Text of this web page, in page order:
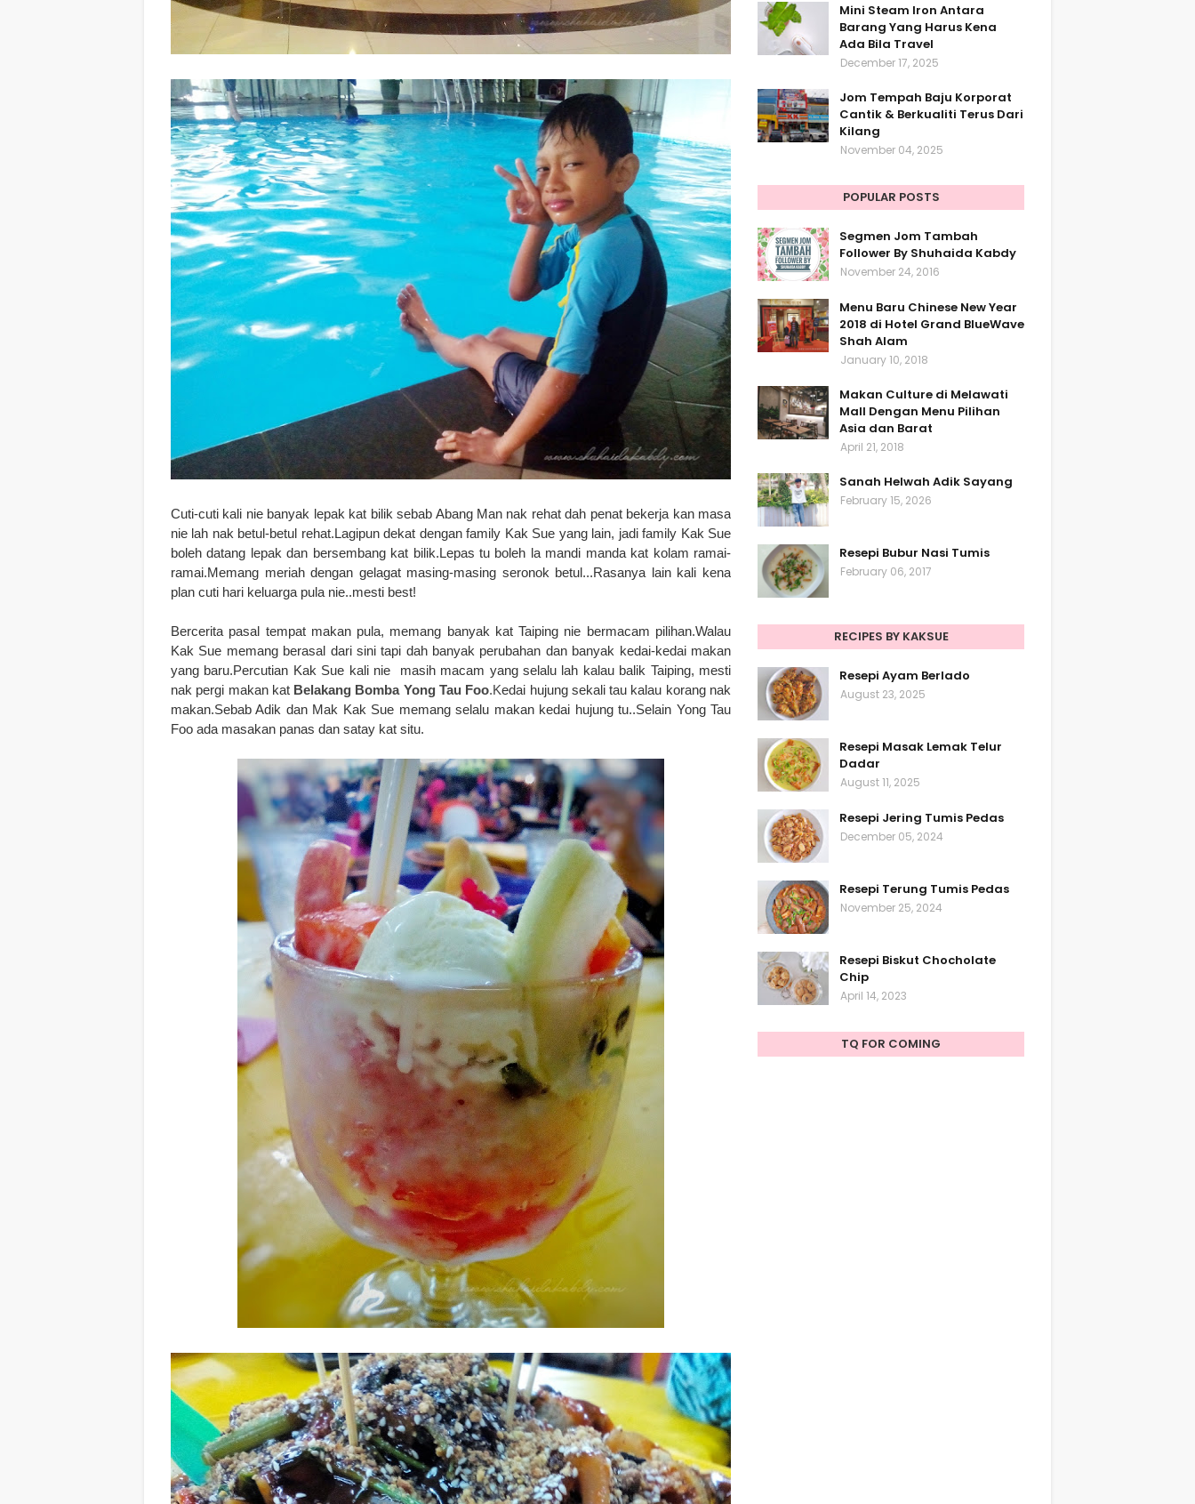
Cuti-cuti kali nie banyak lepak kat bilik sebab Abang Man nak rehat dah penat bekerja kan masa
nie lah nak betul-betul rehat.Lagipundekat dengan family Kak Sue yang lain, jadi family Kak Sue
boleh datang lepak dan bersembang kat bilik.Lepas tu boleh la mandi manda kat kolam ramai-
ramai.Memang meriah dengan gelagat masing-masing seronok betul...Rasanya lain kali kena
plan cuti hari keluarga pula nie..mesti best!
Bercerita pasal tempat makan pula, memang banyak kat Taiping nie bermacam pilihan.Walau
Kak Sue memang berasal dari sini tapi dah banyak perubahan dan banyak kedai-kedai makan
yang baru.Percutian Kak Sue kali nie masih macam yang selalu lah kalau balik Taiping, mesti
nak pergi makan kat Belakang Bomba Yong Tau Foo.Kedai hujung sekali tau kalau korang nak
makan.Sebab Adik dan Mak Kak Sue memang selalu makan kedai hujung tu..Selain Yong Tau
Foo ada masakan panas dan satay kat situ.
Mini Steam Iron Antara
Barang Yang Harus Kena
Ada Bila Travel
December 17, 2025
Jom Tempah Baju Korporat
Cantik & Berkualiti Terus Dari
Kilang
November 04, 2025
POPULAR POSTS
Segmen Jom Tambah
Follower By Shuhaida Kabdy
November 24, 2016
Menu Baru Chinese New Year
2018 di Hotel Grand BlueWave
Shah Alam
January 10, 2018
Makan Culture di Melawati
Mall Dengan Menu Pilihan
Asia dan Barat
April 21, 2018
Sanah Helwah Adik Sayang
February 15, 2026
Resepi Bubur Nasi Tumis
February 06, 2017
RECIPES BY KAKSUE
Resepi Ayam Berlado
August 23, 2025
Resepi Masak Lemak Telur
Dadar
August 11, 2025
Resepi Jering Tumis Pedas
December 05, 2024
Resepi Terung Tumis Pedas
November 25, 2024
Resepi Biskut Chocholate
Chip
April 14, 2023
TQ FOR COMING